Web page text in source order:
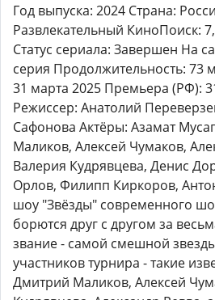
Год выпуска: 2024 Страна:
Развлекательный КиноПоиск:
Статус сериала: Завершен На
серия Продолжительность: 73
31 марта 2025 Премьера (РФ):
Режиссер: Анатолий
Сафонова Актёры: Азамат
Маликов, Алексей Чумаков,
Валерия Кудрявцева, Денис
Орлов, Филипп Киркоров,
шоу "Звёзды" современного
борются друг с другом за
звание - самой смешной
участников турнира - такие
Дмитрий Маликов, Алексей